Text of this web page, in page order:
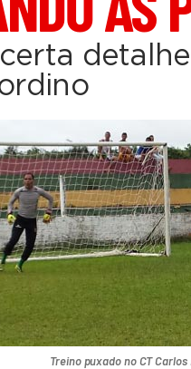
Treino puxado no CT